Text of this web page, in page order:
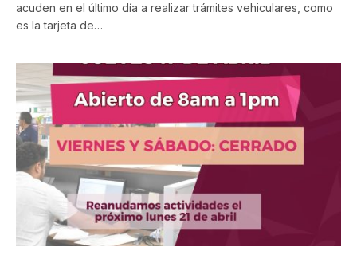
acuden en el último día a realizar trámites vehiculares, como
es la tarjeta de…